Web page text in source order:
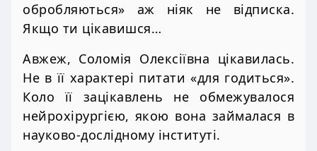
обробляються» аж ніяк не відписка.
Якщо ти цікавишся…
Авжеж, Соломія Олексіївна цікавилась.
Не в її характері питати «для годиться».
Коло її зацікавлень не обмежувалося
нейрохірургією, якою вона займалася в
науково-дослідному інституті.